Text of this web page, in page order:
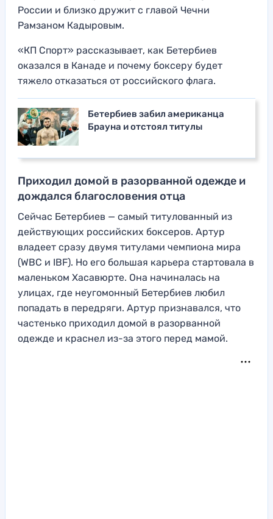
России и близко дружит с главой Чечни
Рамзаном Кадыровым.
«КП Спорт» рассказывает, как Бетербиев
оказался в Канаде и почему боксеру будет
тяжело отказаться от российского флага.
Бетербиев забил американца
Брауна и отстоял титулы
Приходил домой в разорванной одежде и
дождался благословения отца
Сейчас Бетербиев — самый титулованный из
действующих российских боксеров. Артур
владеет сразу двумя титулами чемпиона мира
(WBC и IBF). Но его большая карьера стартовала в
маленьком Хасавюрте. Она начиналась на
улицах, где неугомонный Бетербиев любил
попадать в передряги. Артур признавался, что
частенько приходил домой в разорванной
одежде и краснел из-за этого перед мамой.